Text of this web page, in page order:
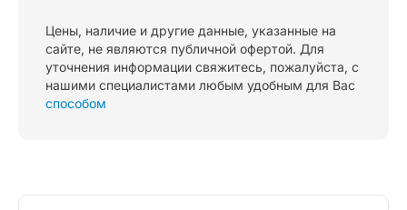
Цены, наличие и другие данные, указанные на
сайте, не являются публичной офертой. Для
уточнения информации свяжитесь, пожалуйста, с
нашими специалистами любым удобным для Вас
способом